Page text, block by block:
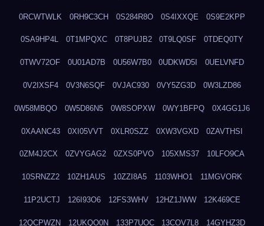
0RCWTWLK 0RH9C3CH 0S284R8O 0S4IXXQE 0S9E2KPP
0SA9HP4L 0T1MPQXC 0T8PUJB2 0T9LQ0SF 0TDEQ0TY
0TWV72OF 0U01AD7B 0U56W7B0 0UDKWD5I 0UELVNFD
0V2IXSF4 0V3N6SQF 0VJAC930 0VY5ZG3D 0W3LZD86
0W58MBQO 0W5D86N5 0W8SOPXW 0WY1BFPQ 0X4GG1J6
0XAANC43 0XI05VVT 0XLR0SZZ 0XW3VGXD 0ZAVTHSI
0ZM4J2CX 0ZVYGAG2 0ZXS0PVO 105XMS37 10LFO9CA
10SRNZZ2 10ZH1AUS 10ZZI8A5 1103WHO1 11MGVORK
11P2UCTJ 126I93O6 12FS3WHV 12HZ1JWW 12K469CE
12QCPWZN 12UKQO0N 133P7UOC 13COV7L8 14GYHZ3D